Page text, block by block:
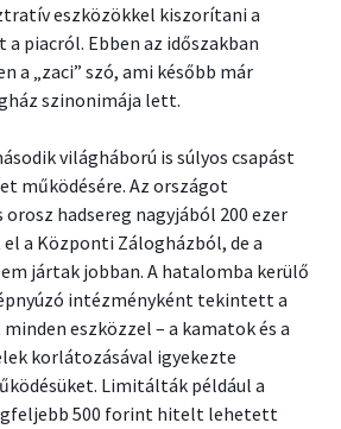
eszközökkel kiszorítani a
piacról. Ebben az időszakban
a „zaci” szó, ami később már
szinonimája lett.
világháború is súlyos csapást
működésére. Az országot
hadsereg nagyjából 200 ezer
a Központi Zálogházból, de a
jártak jobban. A hatalomba kerülő
intézményként tekintett a
eszközzel – a kamatok és a
korlátozásával igyekezte
Limitálták például a
500 forint hitelt lehetett